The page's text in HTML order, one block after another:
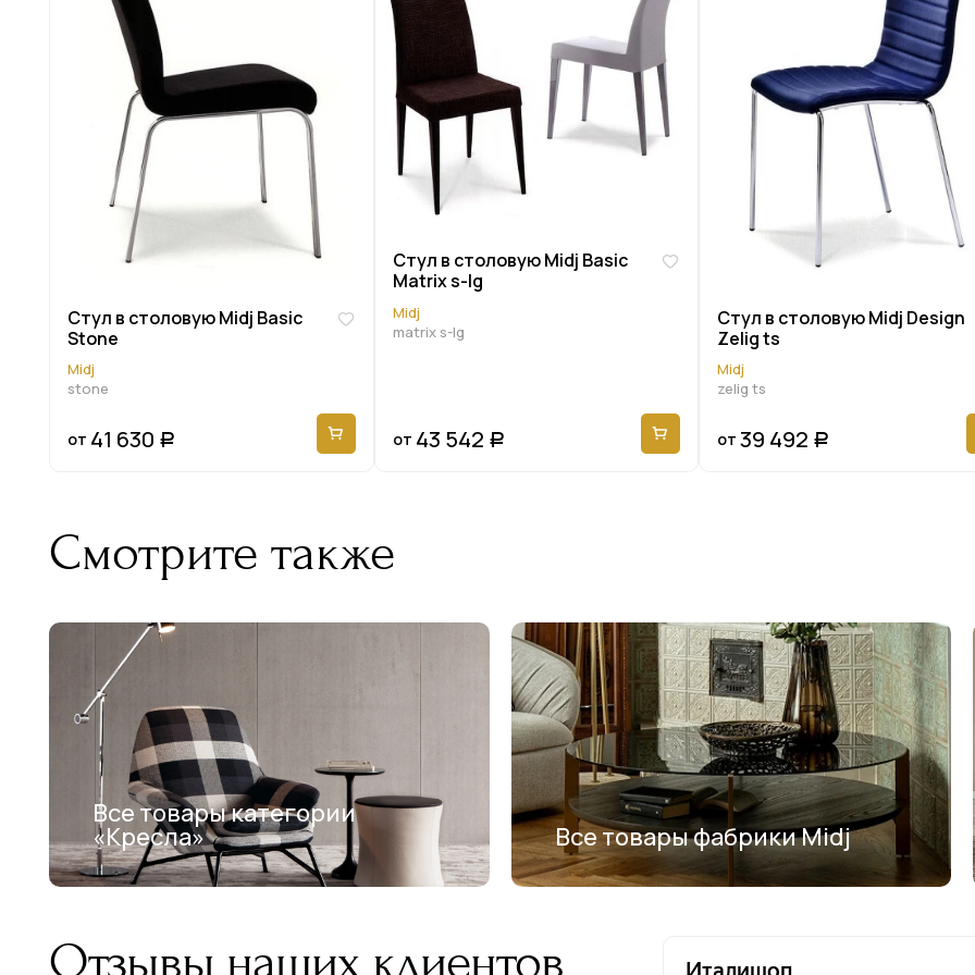
Стул в столовую Midj Basic
Stone
Midj
stone
от 41 630 Р
Стул в столовую Midj Basic
Matrix s-lg
Midj
matrix s-lg
от 43 542 Р
Стул в столовую Midj Design
Zelig ts
Midj
zelig ts
от 39 492 Р
Смотрите также
Все товары категории
«Кресла» Все товары фабрики Midj
Отзывы наших клиентов